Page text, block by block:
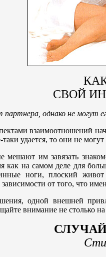
СВОЙ
однако не могут
взаимоотношений
удается, то они не
им завязать
как на самом деле для
ноги, плоский
от того, что
одной внешней
внимание не столько